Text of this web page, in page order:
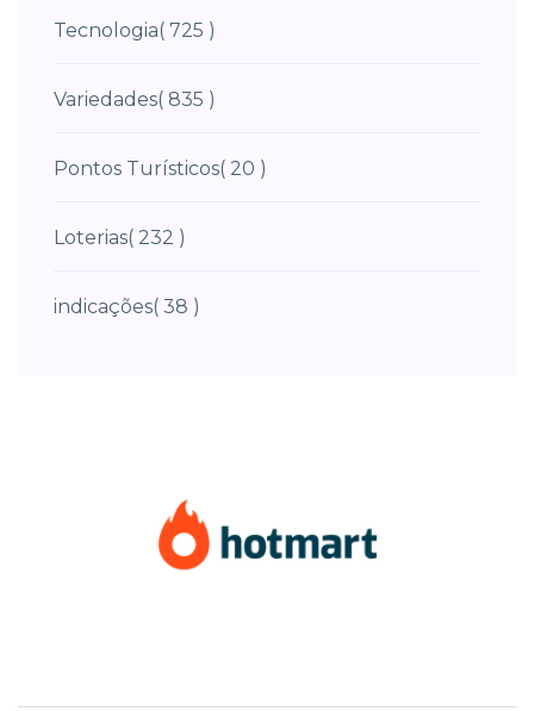
Tecnologia( 725 )
Variedades( 835 )
Pontos Turísticos( 20 )
Loterias( 232 )
indicações( 38 )